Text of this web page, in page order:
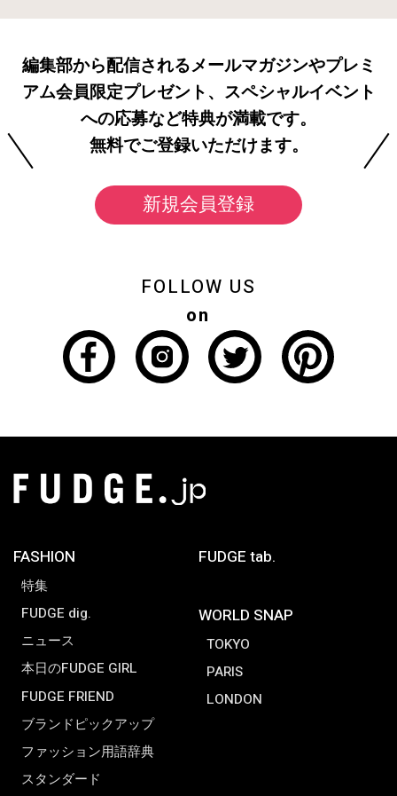
編集部から配信されるメールマガジンやプレミ
アム会員限定プレゼント、スペシャルイベント
への応募など特典が満載です。
無料でご登録いただけます。
新規会員登録
FOLLOW US
on
FASHION
特集
FUDGE dig.
ニュース
本日のFUDGE GIRL
FUDGE FRIEND
ブランドピックアップ
ファッション用語辞典
スタンダード
FUDGE tab.
WORLD SNAP
TOKYO
PARIS
LONDON